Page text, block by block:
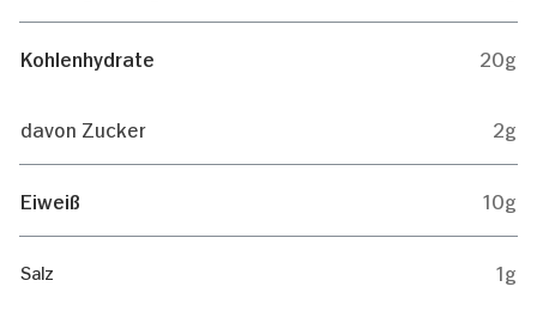
Kohlenhydrate 20g
davon Zucker 2g
Eiweiß 10g
Salz 1g